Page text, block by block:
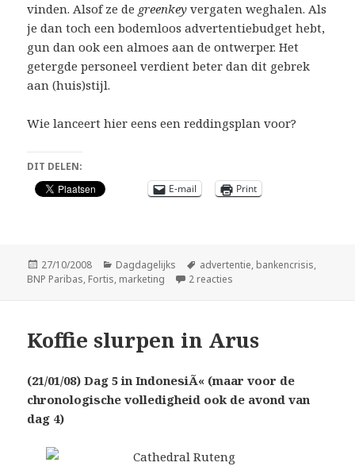
vinden. Alsof ze de greenkeyvergaten weghalen. Als
je dan toch een bodemloos advertentiebudget hebt,
gun dan ook een almoes aan de ontwerper. Het
getergde personeel verdient beter dan dit gebrek
aan (huis)stijl.
Wie lanceert hier eens een reddingsplan voor?
DIT DELEN:
E-mail
Print
Geplaatst
op
27/10/2008 Categorieën
Dagdagelijks Tags
advertentie, bankencrisis,
BNP Paribas, Fortis, marketing 2 reacties
Koffie slurpen in Arus
(21/01/08)Dag 5 in IndonesiÃ« (maar voor de
chronologische volledigheid ook de avond van
dag 4)